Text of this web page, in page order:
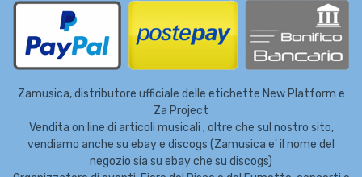
Zamusica, distributore ufficiale delle etichette New Platform e
Za Project
Vendita on line di articoli musicali ; oltre che sul nostro sito,
vendiamo anche su ebay e discogs (Zamusica e' il nome del
negozio sia su ebay che su discogs)